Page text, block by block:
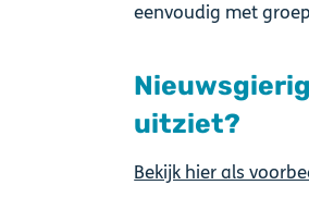
eenvoudig met
uitziet?
Bekijk hier als